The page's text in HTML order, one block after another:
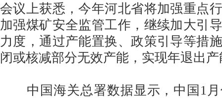
会议上获悉，今年河北省将加强重点
加强煤矿安全监管工作，继续加大引
力度，通过产能置换、政策引导等措
闭或核减部分无效产能，实现年退出
中国海关总署数据显示，中国1月